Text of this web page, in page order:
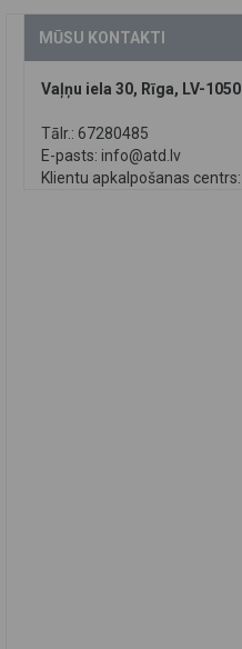
MŪSU KONTAKTI
Vaļņu iela 30, Rīga, LV-1050
Tālr.: 67280485
E-pasts: info@atd.lv
Klientu apkalpošanas centrs: